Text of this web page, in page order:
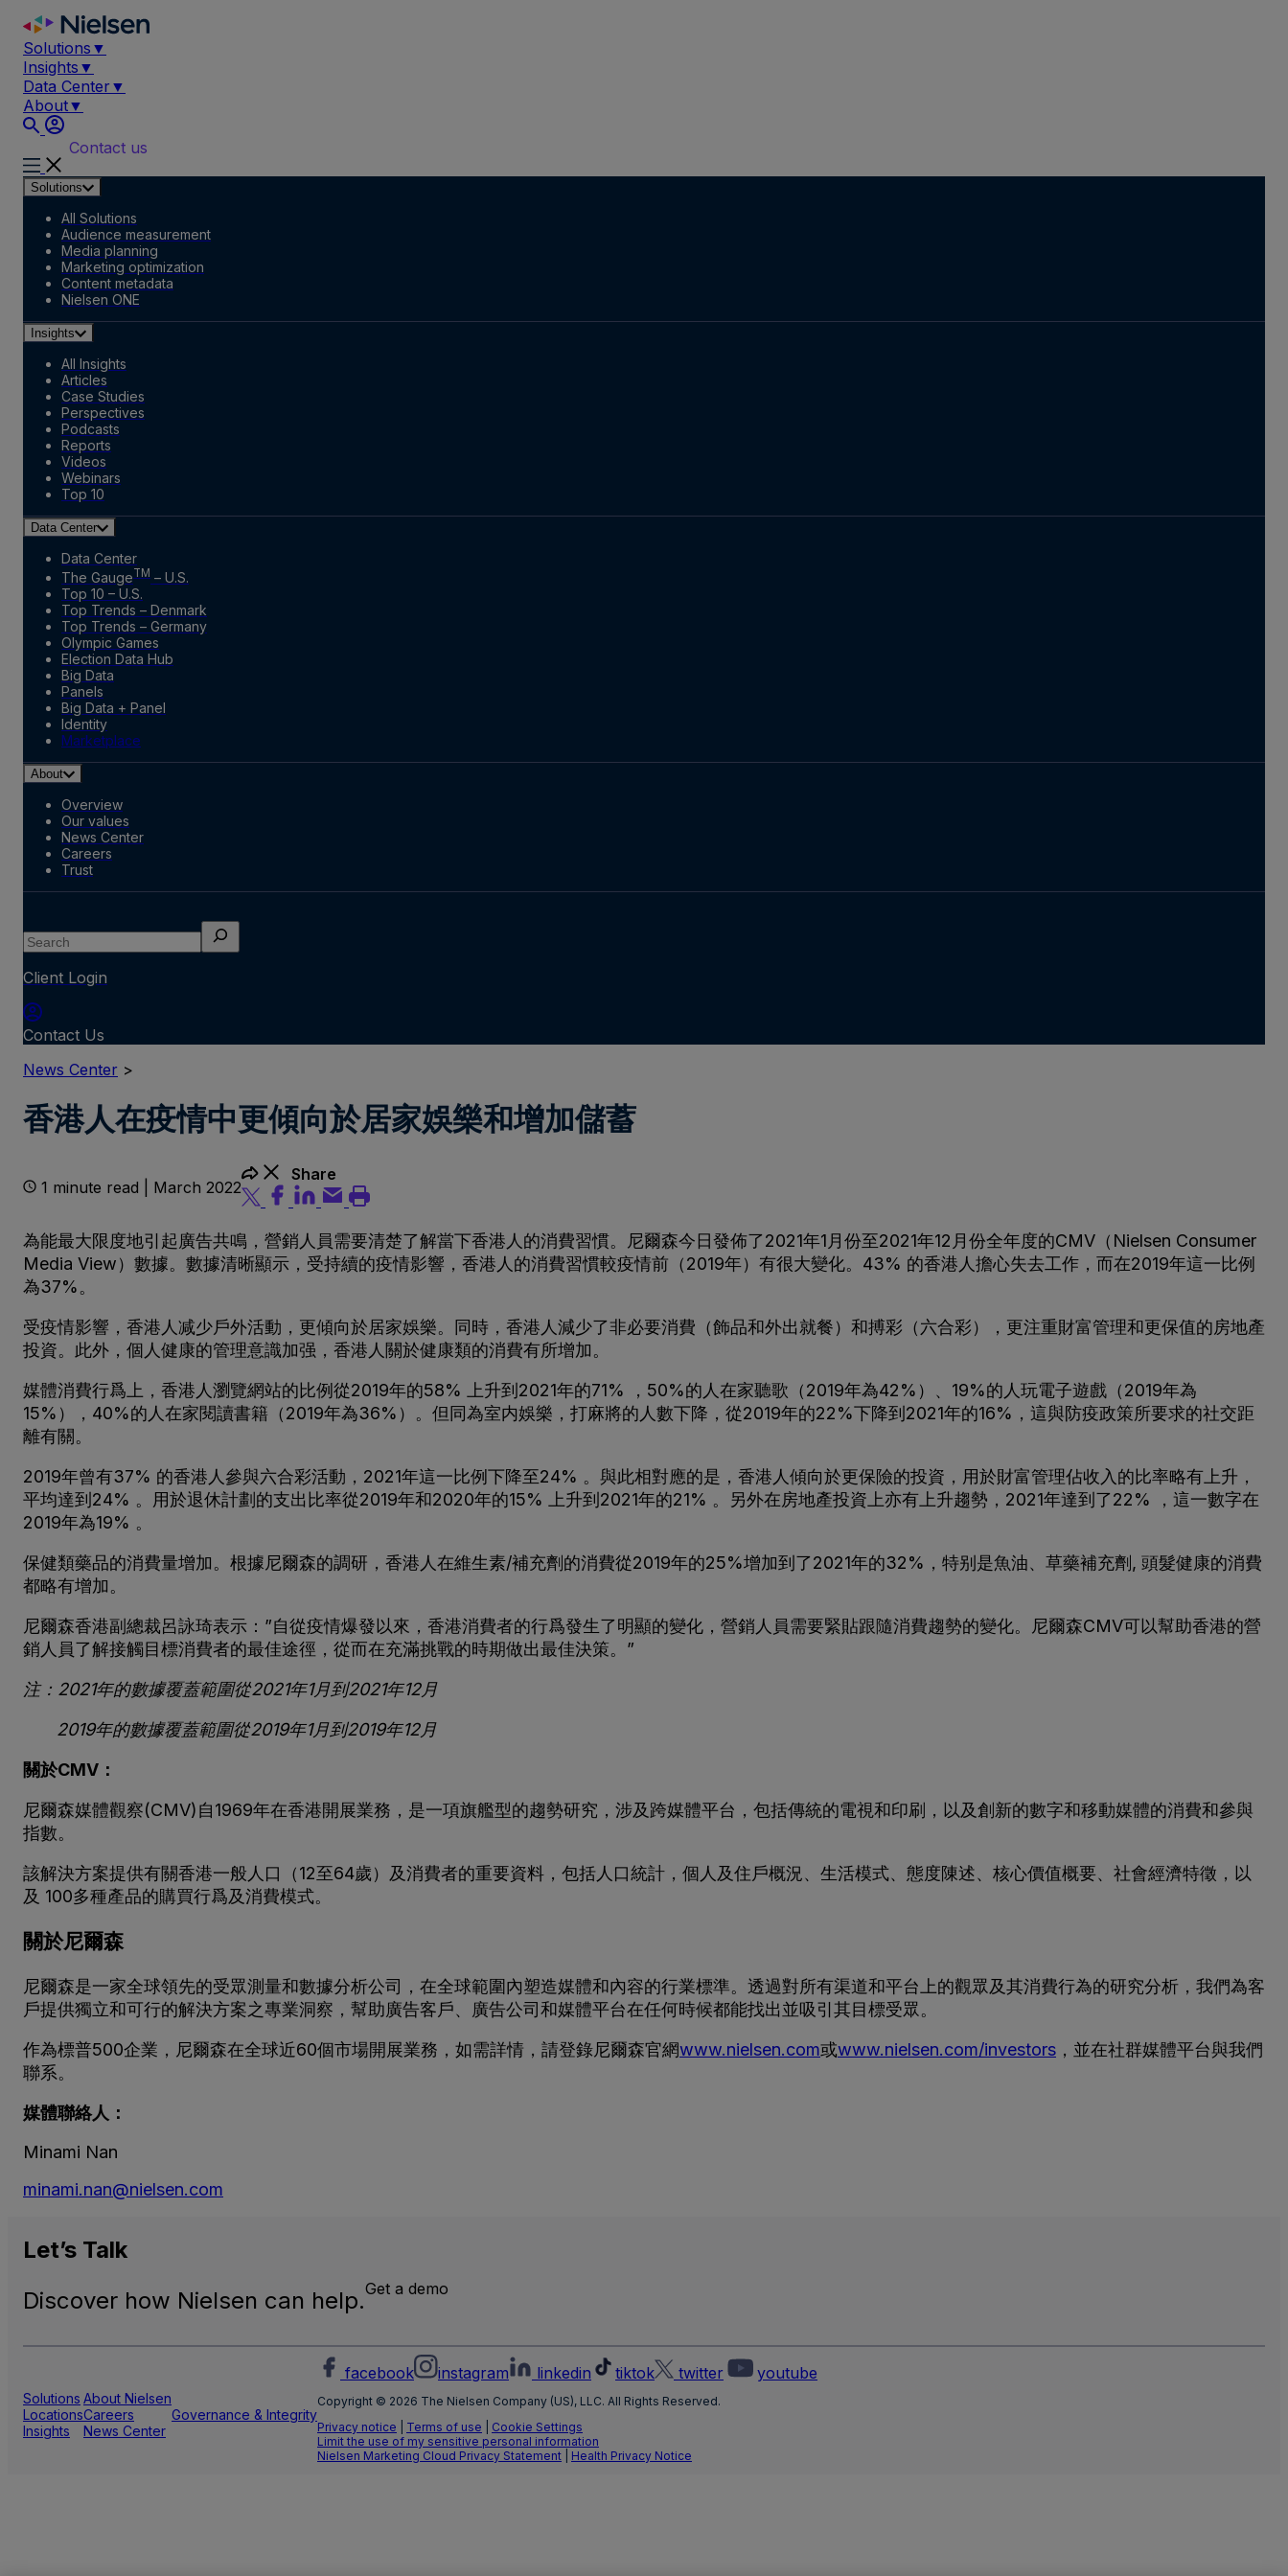
Skip
content
Solutions ▼
Insights ▼
Data Center ▼
About▼
Contact us
Solutions
All Solutions
Audience measurement
Media planning
Marketing optimization
Content metadata
Nielsen ONE
Insights
All Insights
Articles
Case Studies
Perspectives
Podcasts
Reports
Videos
Webinars
Top 10
Data Center
Data Center
The GaugeTM – U.S.
Top 10 – U.S.
Top Trends – Denmark
Top Trends – Germany
Olympic Games
Election Data Hub
Big Data
Panels
Big Data + Panel
Identity
Marketplace
About
Overview
Our values
News Center
Careers
Trust
Search
Client Login
Contact Us
News Center >
香港人在疫情中更傾向於居家娛樂和增加儲蓄
1 minute read | March 2022
Share
為能最大限度地引起廣告共鳴，營銷人員需要清楚了解當下香港人的消費習慣。尼爾森今日發佈了2021年1月份至2021年12月份全年度的CMV（Nielsen Consumer
Media View）數據。數據清晰顯示，受持續的疫情影響，香港人的消費習慣較疫情前（2019年）有很大變化。43% 的香港人擔心失去工作，而在2019年這一比例
為37%。
受疫情影響，香港人减少戶外活動，更傾向於居家娛樂。同時，香港人減少了非必要消費（飾品和外出就餐）和搏彩（六合彩），更注重財富管理和更保值的房地產
投資。此外，個人健康的管理意識加强，香港人關於健康類的消費有所增加。
媒體消費行爲上，香港人瀏覽網站的比例從2019年的58% 上升到2021年的71% ，50%的人在家聽歌（2019年為42%）、19%的人玩電子遊戲（2019年為
15%），40%的人在家閱讀書籍（2019年為36%）。但同為室内娛樂，打麻將的人數下降，從2019年的22%下降到2021年的16%，這與防疫政策所要求的社交距
離有關。
2019年曾有37% 的香港人參與六合彩活動，2021年這一比例下降至24% 。與此相對應的是，香港人傾向於更保險的投資，用於財富管理佔收入的比率略有上升，
平均達到24% 。用於退休計劃的支出比率從2019年和2020年的15% 上升到2021年的21% 。另外在房地產投資上亦有上升趨勢，2021年達到了22% ，這一數字在
2019年為19% 。
保健類藥品的消費量增加。根據尼爾森的調研，香港人在維生素/補充劑的消費從2019年的25%增加到了2021年的32%，特别是魚油、草藥補充劑, 頭髮健康的消費
都略有增加。
尼爾森香港副總裁呂詠琦表示：”自從疫情爆發以來，香港消費者的行爲發生了明顯的變化，營銷人員需要緊貼跟隨消費趨勢的變化。尼爾森CMV可以幫助香港的營
銷人員了解接觸目標消費者的最佳途徑，從而在充滿挑戰的時期做出最佳決策。”
注：2021年的數據覆蓋範圍從2021年1月到2021年12月
2019年的數據覆蓋範圍從2019年1月到2019年12月
關於CMV：
尼爾森媒體觀察(CMV)自1969年在香港開展業務，是一項旗艦型的趨勢研究，涉及跨媒體平台，包括傳統的電視和印刷，以及創新的數字和移動媒體的消費和參與
指數。
該解決方案提供有關香港一般人口（12至64歲）及消費者的重要資料，包括人口統計，個人及住戶概況、生活模式、態度陳述、核心價值概要、社會經濟特徵，以
及 100多種產品的購買行爲及消費模式。
關於尼爾森
尼爾森是一家全球領先的受眾測量和數據分析公司，在全球範圍內塑造媒體和內容的行業標準。透過對所有渠道和平台上的觀眾及其消費行為的研究分析，我們為客
戶提供獨立和可行的解決方案之專業洞察，幫助廣告客戶、廣告公司和媒體平台在任何時候都能找出並吸引其目標受眾。
作為標普500企業，尼爾森在全球近60個市場開展業務，如需詳情，請登錄尼爾森官網www.nielsen.com或www.nielsen.com/investors ，並在社群媒體平台與我們
聯系。
媒體聯絡人：
Minami Nan
minami.nan@nielsen.com
Let’s Talk
Discover how Nielsen can help.Get a demo
Solutions
Locations
Insights
About Nielsen
Careers
News Center
Governance & Integrity
facebook instagram linkedin tiktok twitter youtube
Copyright © 2026 The Nielsen Company (US), LLC. All Rights Reserved.
Privacy notice
Terms of use
Cookie Settings
Limit the use of my sensitive personal information
Nielsen Marketing Cloud Privacy Statement
Health Privacy Notice